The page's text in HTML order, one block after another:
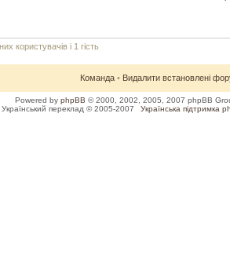
користувачів і 1 гість
Команда • Видалити встановлені
Powered by phpBB © 2000, 2002, 2005, 2007 phpBB
Український переклад © 2005-2007
Українська підтримка